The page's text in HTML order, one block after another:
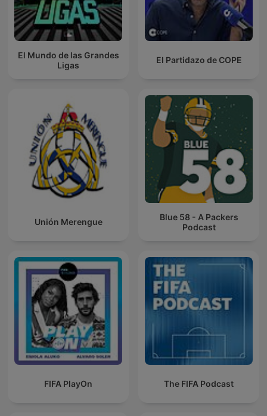
El Mundo de las Grandes
Ligas
El Partidazo de COPE
Unión Merengue
Blue 58 - A Packers
Podcast
FIFA PlayOn The FIFA Podcast